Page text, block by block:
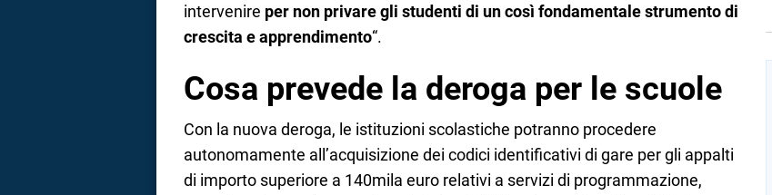
intervenire per non privare gli studenti di un così fondamentale strumento di
crescita e apprendimento“.
Cosa prevede la deroga per le scuole
Con la nuova deroga, le istituzioni scolastiche potranno procedere
autonomamente all’acquisizione dei codici identificativi di gare per gli appalti
di importo superiore a 140mila euro relativi a servizi di programmazione,